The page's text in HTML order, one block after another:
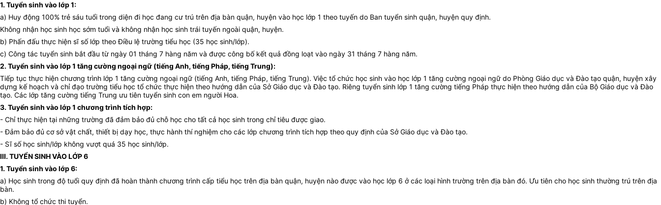
1. Tuyển sinh vào lớp 1:
a) Huy động 100% trẻ sáu tuổi trong diện đi học đang cư trú trên địa bàn quận, huyện vào học lớp 1 theo tuyến do Ban tuyển sinh quận, huyện quy định.
Không nhận học sinh học sớm tuổi và không nhận học sinh trái tuyến ngoài quận, huyện.
b) Phấn đấu thực hiện sĩ số lớp theo Điều lệ trường tiểu học (35 học sinh/lớp).
c) Công tác tuyển sinh bắt đầu từ ngày 01 tháng 7 hàng năm và được công bố kết quả đồng loạt vào ngày 31 tháng 7 hàng năm.
2. Tuyển sinh vào lớp 1 tăng cường ngoại ngữ (tiếng Anh, tiếng Pháp, tiếng Trung):
Tiếp tục thực hiện chương trình lớp 1 tăng cường ngoại ngữ (tiếng Anh, tiếng Pháp, tiếng Trung). Việc tổ chức học sinh vào học lớp 1 tăng cường ngoại ngữ do Phòng Giáo dục và Đào tạo quận, huyện xây
dựng kế hoạch và chỉ đạo trường tiểu học tổ chức thực hiện theo hướng dẫn của Sở Giáo dục và Đào tạo. Riêng tuyển sinh lớp 1 tăng cường tiếng Pháp thực hiện theo hướng dẫn của Bộ Giáo dục và Đào
tạo. Các lớp tăng cường tiếng Trung ưu tiên tuyển sinh con em người Hoa.
3. Tuyển sinh vào lớp 1 chương trình tích hợp:
- Chỉ thực hiện tại những trường đã đảm bảo đủ chỗ học cho tất cả học sinh trong chỉ tiêu được giao.
- Đảm bảo đủ cơ sở vật chất, thiết bị dạy học, thực hành thí nghiệm cho các lớp chương trình tích hợp theo quy định của Sở Giáo dục và Đào tạo.
- Sĩ số học sinh/lớp không vượt quá 35 học sinh/lớp.
III. TUYỂN SINH VÀO LỚP 6
1. Tuyển sinh vào lớp 6:
a) Học sinh trong độ tuổi quy định đã hoàn thành chương trình cấp tiểu học trên địa bàn quận, huyện nào được vào học lớp 6 ở các loại hình trường trên địa bàn đó. Ưu tiên cho học sinh thường trú trên địa
bàn.
b) Không tổ chức thi tuyển.